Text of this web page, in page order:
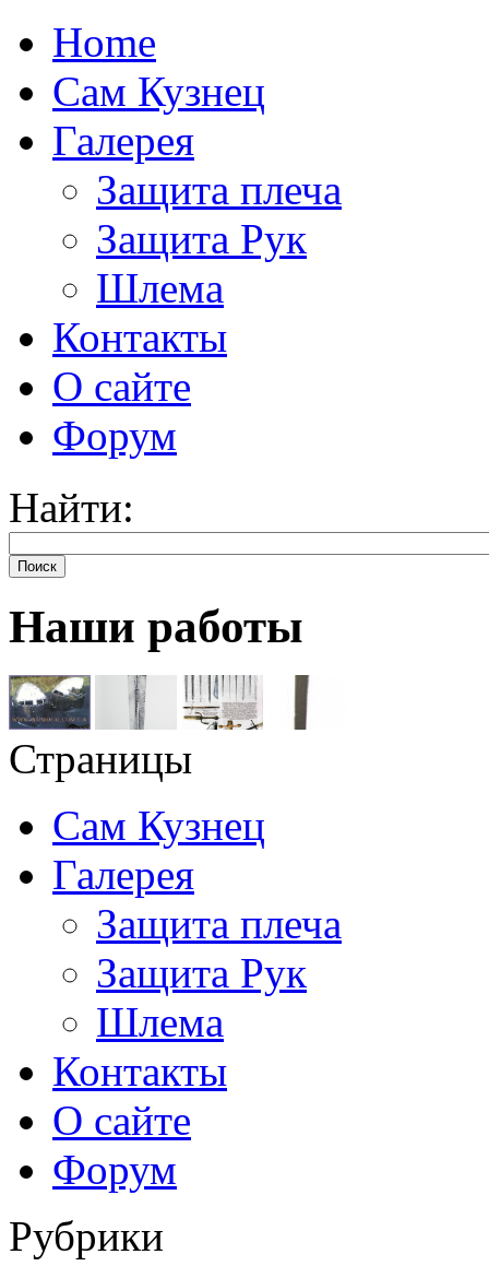
Home
Сам Кузнец
Галерея
Защита плеча
Защита Рук
Шлема
Контакты
О сайте
Форум
Найти:
Поиск
Наши работы
Страницы
Сам Кузнец
Галерея
Защита плеча
Защита Рук
Шлема
Контакты
О сайте
Форум
Рубрики